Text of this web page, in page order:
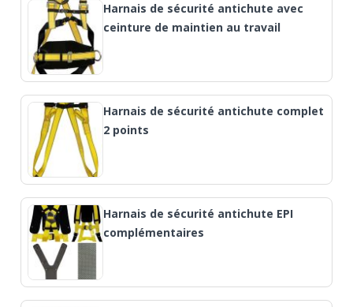
Harnais de sécurité antichute avec
ceinture de maintien au travail
Harnais de sécurité antichute complet
2 points
Harnais de sécurité antichute EPI
complémentaires